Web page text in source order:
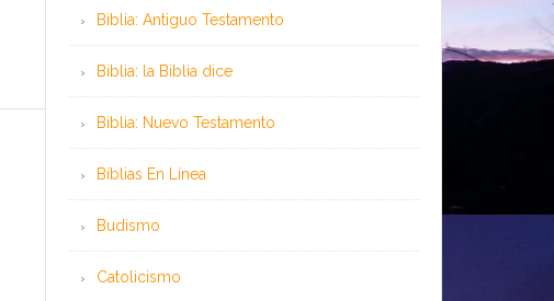
Biblia: Antiguo Testamento
Biblia: la Biblia dice
Biblia: Nuevo Testamento
Bíblias En Línea
Budismo
Catolicismo